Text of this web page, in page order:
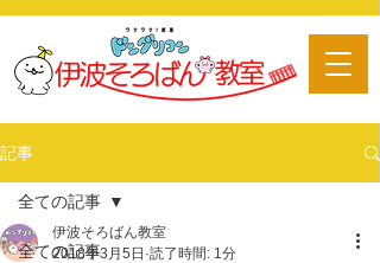
記事
全ての記事
全ての記事
伊波そろばん教室
2018年3月5日 読了時間: 1分